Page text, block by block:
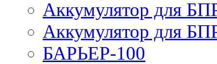
Аккумулятор для
Аккумулятор для
БАРЬЕР-100